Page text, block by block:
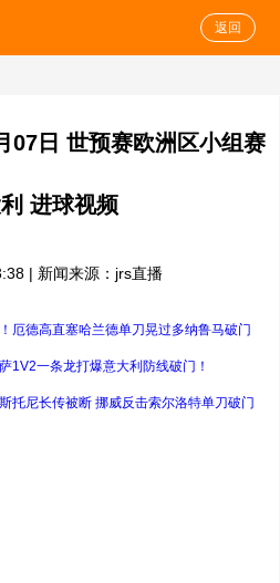
返回
07日 世预赛欧洲区小组赛
进球视频
| 新闻来源：jrs直播
厄德高直塞哈兰德单刀晃过多纳鲁马破门
1V2一条龙打爆意大利防线破门！
托尼长传被断 挪威反击索尔洛特单刀破门